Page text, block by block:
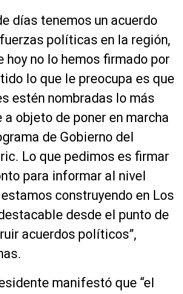
días tenemos un acuerdo
políticas en la región,
hoy no lo hemos firmado por
lo que le preocupa es que
estén nombradas lo más
objeto de poner en marcha
de Gobierno del
Lo que pedimos es firmar
para informar al nivel
construyendo en Los
desde el punto de
acuerdos políticos”,
manifestó que “el